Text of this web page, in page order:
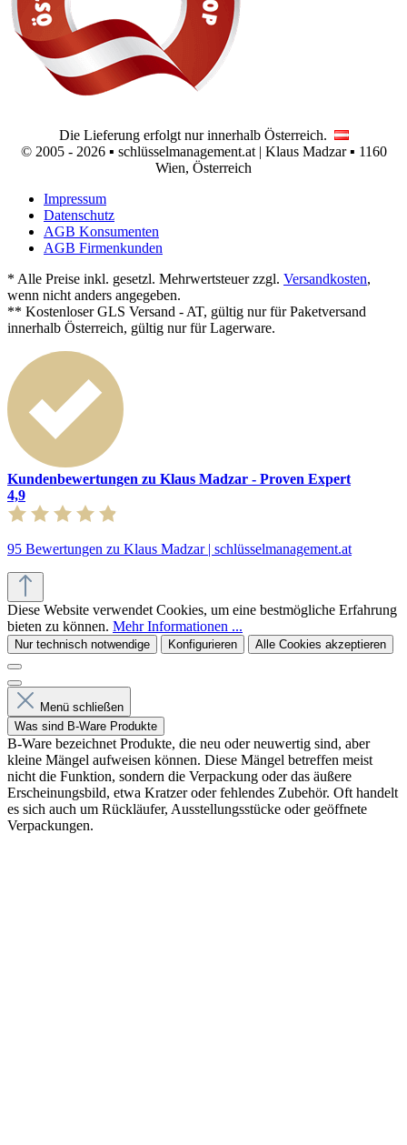
Die Lieferung erfolgt nur innerhalb Österreich.
© 2005 - 2026 ▪ schlüsselmanagement.at | Klaus Madzar ▪ 1160
Wien, Österreich
Impressum
Datenschutz
AGB Konsumenten
AGB Firmenkunden
* Alle Preise inkl. gesetzl. Mehrwertsteuer zzgl. Versandkosten,
wenn nicht anders angegeben.
** Kostenloser GLS Versand - AT, gültig nur für Paketversand
innerhalb Österreich, gültig nur für Lagerware.
Kundenbewertungen zu Klaus Madzar - Proven Expert
4,9
95 Bewertungen zu Klaus Madzar | schlüsselmanagement.at
Diese Website verwendet Cookies, um eine bestmögliche Erfahrung
bieten zu können. Mehr Informationen ...
Nur technisch notwendige Konfigurieren Alle Cookies akzeptieren
Menü schließen
Was sind B-Ware Produkte
B-Ware bezeichnet Produkte, die neu oder neuwertig sind, aber
kleine Mängel aufweisen können. Diese Mängel betreffen meist
nicht die Funktion, sondern die Verpackung oder das äußere
Erscheinungsbild, etwa Kratzer oder fehlendes Zubehör. Oft handelt
es sich auch um Rückläufer, Ausstellungsstücke oder geöffnete
Verpackungen.